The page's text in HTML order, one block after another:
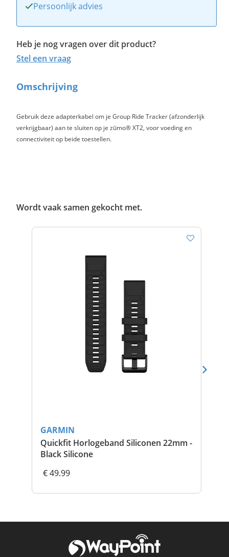
Persoonlijk advies
Heb je nog vragen over dit product?
Stel een vraag
Omschrijving
Gebruik deze adapterkabel om je Group Ride Tracker (afzonderlijk
verkrijgbaar) aan te sluiten op je zūmo® XT2, voor voeding en
connectiviteit op beide toestellen.
Wordt vaak samen gekocht met.
GARMIN
Quickfit Horlogeband Siliconen 22mm -
Black Silicone
€ 49.99